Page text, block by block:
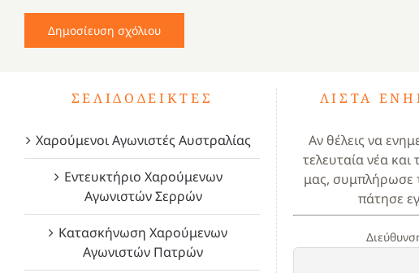
ΣΕΛΙΔΟΔΕΊΚΤΕΣ
Χαρούμενοι Αγωνιστές Αυστραλίας
Εντευκτήριο Χαρούμενων
Αγωνιστών Σερρών
Κατασκήνωση Χαρούμενων
Αγωνιστών Πατρών
ΛΊΣΤΑ
Αν θέλεις να
τελευταία νέα και
μας, συμπλήρωσε
πάτησε